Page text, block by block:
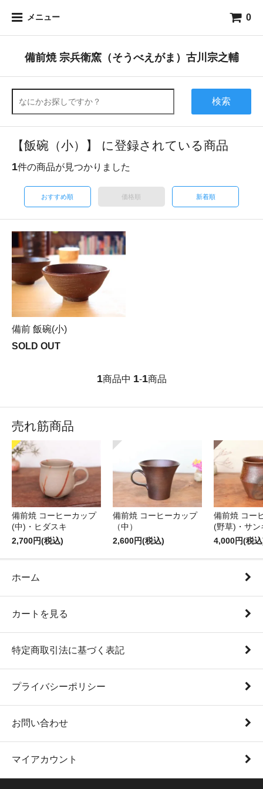
メニュー 0
備前焼 宗兵衛窯（そうべえがま）古川宗之輔
検索
【飯碗（小）】 に登録されている商品
1件の商品が見つかりました
おすすめ順 価格順 新着順
備前 飯碗(小)
SOLD OUT
1商品中 1-1商品
売れ筋商品
備前焼 コーヒーカップ
(中)・ヒダスキ
2,700円(税込)
備前焼 コーヒーカップ
（中）
2,600円(税込)
備前焼 コー
(野草)・サン
4,000円(税
ホーム
カートを見る
特定商取引法に基づく表記
プライバシーポリシー
お問い合わせ
マイアカウント